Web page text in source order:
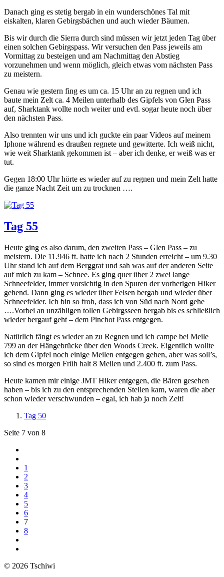
Danach ging es stetig bergab in ein wunderschönes Tal mit
eiskalten, klaren Gebirgsbächen und auch wieder Bäumen.
Bis wir durch die Sierra durch sind müssen wir jetzt jeden Tag über
einen solchen Gebirgspass. Wir versuchen den Pass jeweils am
Vormittag zu besteigen und am Nachmittag den Abstieg
vorzunehmen und wenn möglich, gleich etwas vom nächsten Pass
zu meistern.
Genau wie gestern fing es um ca. 15 Uhr an zu regnen und ich
baute mein Zelt ca. 4 Meilen unterhalb des Gipfels von Glen Pass
auf, Sharktank wollte noch weiter und evtl. sogar heute noch über
den nächsten Pass.
Also trennten wir uns und ich guckte ein paar Videos auf meinem
Iphone während es draußen regnete und gewitterte. Ich weiß nicht,
wie weit Sharktank gekommen ist – aber ich denke, er weiß was er
tut.
Gegen 18:00 Uhr hörte es wieder auf zu regnen und mein Zelt hatte
die ganze Nacht Zeit um zu trocknen ….
Tag 55
Heute ging es also darum, den zweiten Pass – Glen Pass – zu
meistern. Die 11.946 ft. hatte ich nach 2 Stunden erreicht – um 9.30
Uhr stand ich auf dem Berggrat und sah was auf der anderen Seite
auf mich zu kam – Schnee. Es ging quer über 2 zwei lange
Schneefelder, immer vorsichtig in den Spuren der vorherigen Hiker
gehend. Dann ging es wieder über Felsen bergab und wieder über
Schneefelder. Ich bin so froh, dass ich von Süd nach Nord gehe
….Vorbei an unzähligen tollen Gebirgsseen bergab bis es schließlich
wieder bergauf geht – dem Pinchot Pass entgegen.
Natürlich fängt es wieder an zu Regnen und ich campe bei Meile
799 an der Hängebrücke über den Woods Creek. Eigentlich wollte
ich dem Gipfel noch einige Meilen entgegen gehen, aber was soll’s,
so sind es morgen Früh halt 8 Meilen und 2.400 ft. zum Pass.
Heute kamen mir einige JMT Hiker entgegen, die Bären gesehen
haben – bis ich zu den entsprechenden Stellen kam, waren die aber
schon wieder verschwunden – egal, ich hab ja noch Zeit!
Tag 50
Seite 7 von 8
1
2
3
4
5
6
7
8
© 2026 Tschiwi